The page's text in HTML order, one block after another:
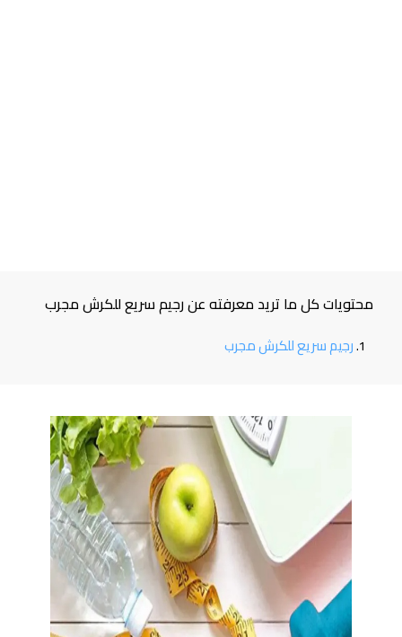
محتويات كل ما تريد معرفته عن رجيم سريع للكرش مجرب
رجيم سريع للكرش مجرب